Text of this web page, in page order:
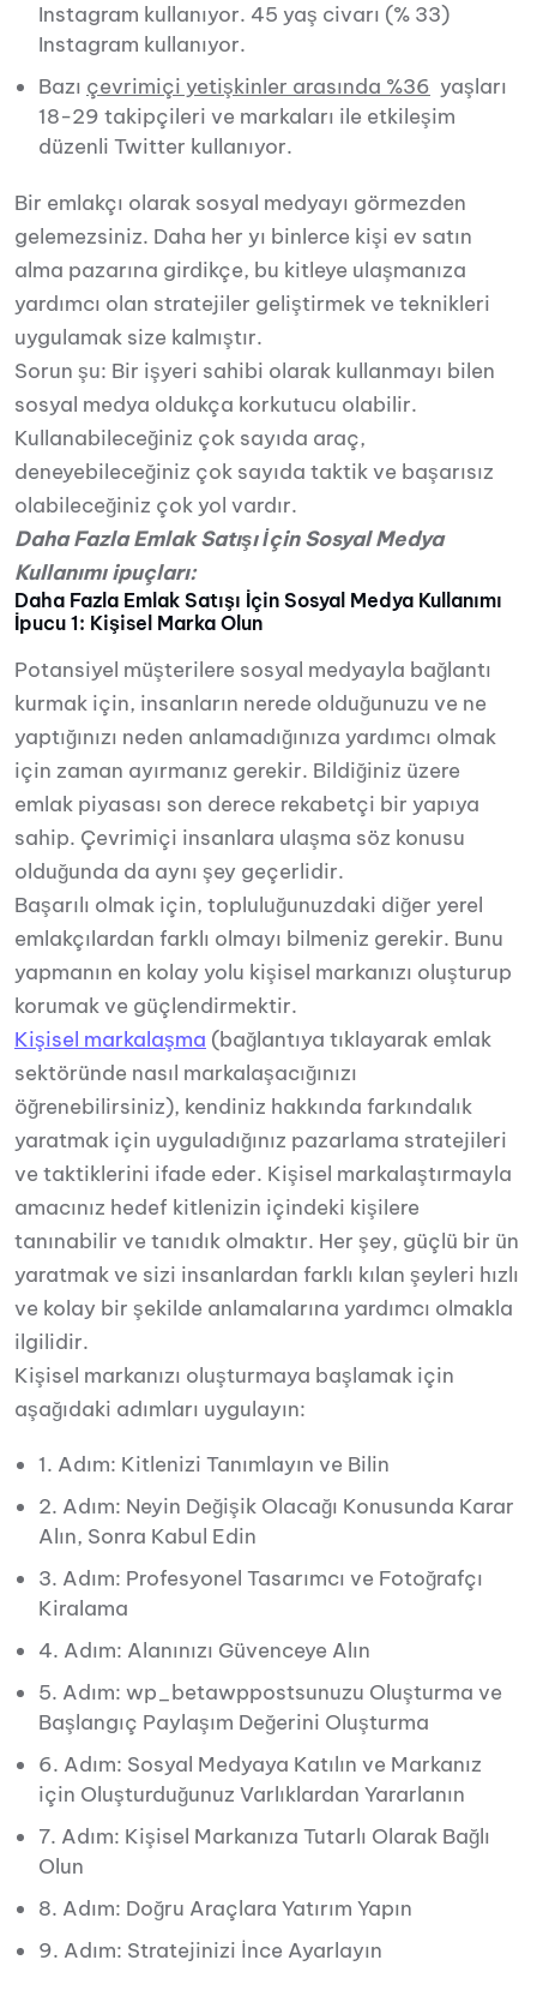
Instagram kullanıyor. 45 yaş civarı (% 33)
Instagram kullanıyor.
Bazı çevrimiçi yetişkinler arasında %36 yaşları
18-29 takipçileri ve markaları ile etkileşim
düzenli Twitter kullanıyor.
Bir emlakçı olarak sosyal medyayı görmezden
gelemezsiniz. Daha her yı binlerce kişi ev satın
alma pazarına girdikçe, bu kitleye ulaşmanıza
yardımcı olan stratejiler geliştirmek ve teknikleri
uygulamak size kalmıştır.
Sorun şu: Bir işyeri sahibi olarak kullanmayı bilen
sosyal medya oldukça korkutucu olabilir.
Kullanabileceğiniz çok sayıda araç,
deneyebileceğiniz çok sayıda taktik ve başarısız
olabileceğiniz çok yol vardır.
Daha Fazla Emlak Satışı İçin Sosyal Medya
Kullanımı ipuçları:
Daha Fazla Emlak Satışı İçin Sosyal Medya Kullanımı
İpucu 1: Kişisel Marka Olun
Potansiyel müşterilere sosyal medyayla bağlantı
kurmak için, insanların nerede olduğunuzu ve ne
yaptığınızı neden anlamadığınıza yardımcı olmak
için zaman ayırmanız gerekir. Bildiğiniz üzere
emlak piyasası son derece rekabetçi bir yapıya
sahip. Çevrimiçi insanlara ulaşma söz konusu
olduğunda da aynı şey geçerlidir.
Başarılı olmak için, topluluğunuzdaki diğer yerel
emlakçılardan farklı olmayı bilmeniz gerekir. Bunu
yapmanın en kolay yolu kişisel markanızı oluşturup
korumak ve güçlendirmektir.
Kişisel markalaşma (bağlantıya tıklayarak emlak
sektöründe nasıl markalaşacığınızı
öğrenebilirsiniz), kendiniz hakkında farkındalık
yaratmak için uyguladığınız pazarlama stratejileri
ve taktiklerini ifade eder. Kişisel markalaştırmayla
amacınız hedef kitlenizin içindeki kişilere
tanınabilir ve tanıdık olmaktır. Her şey, güçlü bir ün
yaratmak ve sizi insanlardan farklı kılan şeyleri hızlı
ve kolay bir şekilde anlamalarına yardımcı olmakla
ilgilidir.
Kişisel markanızı oluşturmaya başlamak için
aşağıdaki adımları uygulayın:
1. Adım: Kitlenizi Tanımlayın ve Bilin
2. Adım: Neyin Değişik Olacağı Konusunda Karar
Alın, Sonra Kabul Edin
3. Adım: Profesyonel Tasarımcı ve Fotoğrafçı
Kiralama
4. Adım: Alanınızı Güvenceye Alın
5. Adım: wp_betawppostsunuzu Oluşturma ve
Başlangıç ​​Paylaşım Değerini Oluşturma
6. Adım: Sosyal Medyaya Katılın ve Markanız
için Oluşturduğunuz Varlıklardan Yararlanın
7. Adım: Kişisel Markanıza Tutarlı Olarak Bağlı
Olun
8. Adım: Doğru Araçlara Yatırım Yapın
9. Adım: Stratejinizi İnce Ayarlayın